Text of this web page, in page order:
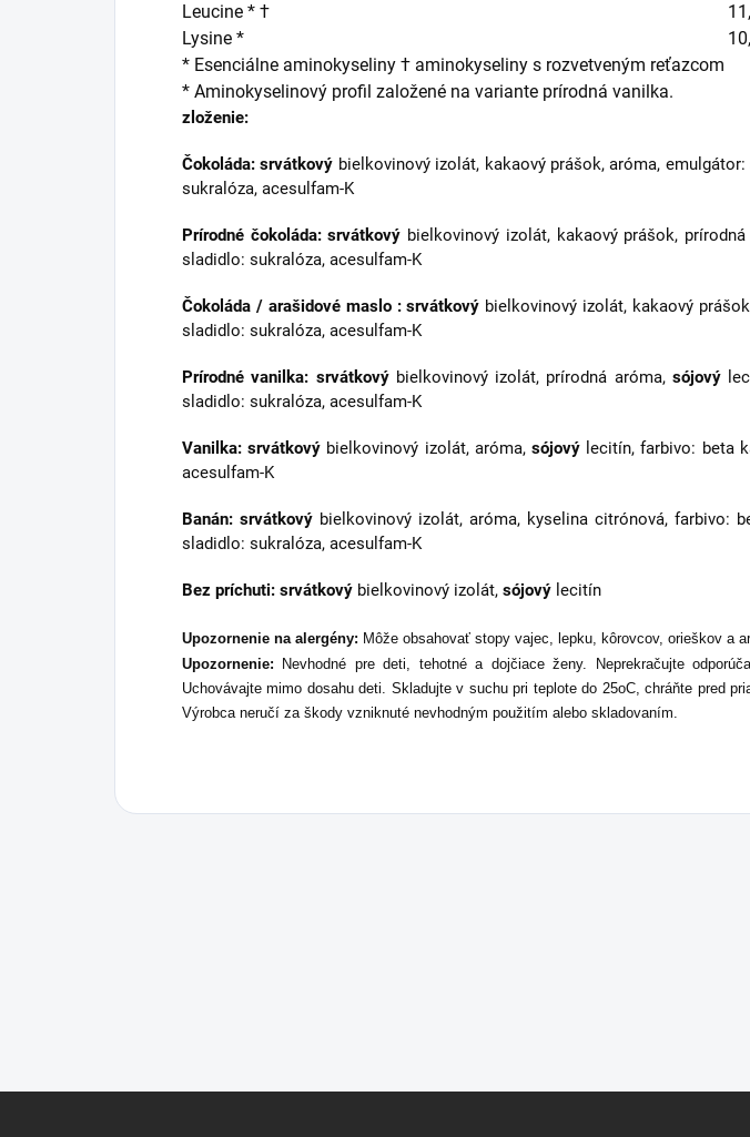
Leucine * †
Lysine *
* Esenciálne aminokyseliny † aminokyseliny s rozvetveným reťazcom
* Aminokyselinový profil založené na variante prírodná vanilka.
zloženie:
Čokoláda: srvátkový bielkovinový izolát, kakaový prášok, aróma, emulgátor:
sukralóza, acesulfam-K
Prírodné čokoláda: srvátkový bielkovinový izolát, kakaový prášok, prírodná
sladidlo: sukralóza, acesulfam-K
Čokoláda / arašidové maslo :srvátkový bielkovinový izolát, kakaový
sladidlo: sukralóza, acesulfam-K
Prírodné vanilka: srvátkovýbielkovinový izolát, prírodná aróma,sójový
sladidlo: sukralóza, acesulfam-K
Vanilka: srvátkový bielkovinový izolát, aróma,sójový lecitín, farbivo: beta
acesulfam-K
Banán: srvátkový bielkovinový izolát, aróma, kyselina citrónová, farbivo:
sladidlo: sukralóza, acesulfam-K
Bez príchuti: srvátkový bielkovinový izolát, sójový lecitín
Upozornenie na alergény: Môže obsahovať stopy vajec, lepku, kôrovcov, orieškov a
Upozornenie: Nevhodné pre deti, tehotné a dojčiace ženy. Neprekračujte
Uchovávajte mimo dosahu deti. Skladujte v suchu pri teplote do 25oC, chráňte pred
Výrobca neručí za škody vzniknuté nevhodným použitím alebo skladovaním.